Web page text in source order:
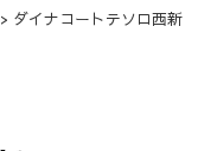
> ダイナコートテソロ西新